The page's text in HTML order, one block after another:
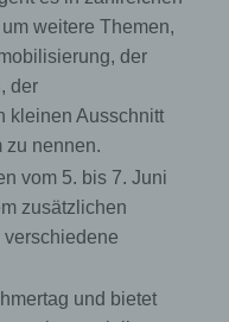
weitere Themen,
der
der
kleinen Ausschnitt
zu nennen.
vom 5. bis 7. Juni
zusätzlichen
und bietet
ist die
Verarbeitung